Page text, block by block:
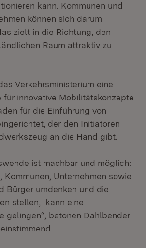
kann. Kommunen und
können sich darum
zielt in die Richtung, den
Raum attraktiv zu
Verkehrsministerium eine
für innovative Mobilitätskonzepte
für die Einführung von
der den Initiatoren
an die Hand gibt.
ist machbar und möglich:
Kommunen, Unternehmen sowie
Bürger umdenken und die
stellen, kann eine
gelingen“, betonen Dahlbender